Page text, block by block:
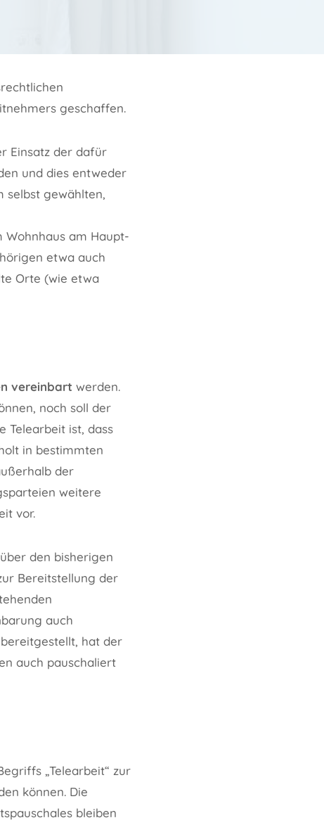
geschaffen.
Einsatz der dafür
und dies entweder
selbst gewählten,
am Haupt-
etwa auch
Orte (wie etwa
vereinbart werden.
noch soll der
Telearbeit ist, dass
in bestimmten
der
weitere
vor.
den bisherigen
Bereitstellung der
auch
hat der
auch pauschaliert
„Telearbeit“ zur
können. Die
bleiben